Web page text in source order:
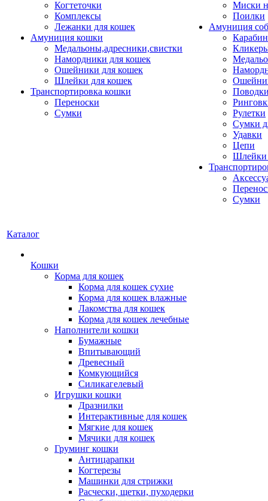
Когтеточки
Комплексы
Лежанки для кошек
Амуниция кошки
Медальоны,адресники,свистки
Намордники для кошек
Ошейники для кошек
Шлейки для кошек
Транспортировка кошки
Переноски
Сумки
Миски
Поилки
Амуниция
Рулетки
Сумки
Удавки
Цепи
Шлейки
Сумки
Каталог
Кошки
Корма для кошек
Корма для кошек сухие
Корма для кошек влажные
Лакомства для кошек
Корма для кошек лечебные
Наполнители кошки
Бумажные
Впитывающий
Древесный
Комкующийся
Силикагелевый
Игрушки кошки
Дразнилки
Интерактивные для кошек
Мягкие для кошек
Мячики для кошек
Груминг кошки
Антицарапки
Когтерезы
Машинки для стрижки
Расчески, щетки, пуходерки